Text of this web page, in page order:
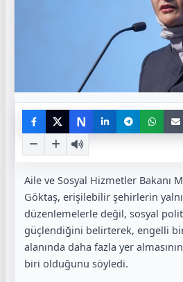
N
Aile ve Sosyal Hizmetler Bakanı
Göktaş, erişilebilir şehirlerin
düzenlemelerle değil, sosyal
güçlendiğini belirterek, engelli
alanında daha fazla yer
biri olduğunu söyledi.